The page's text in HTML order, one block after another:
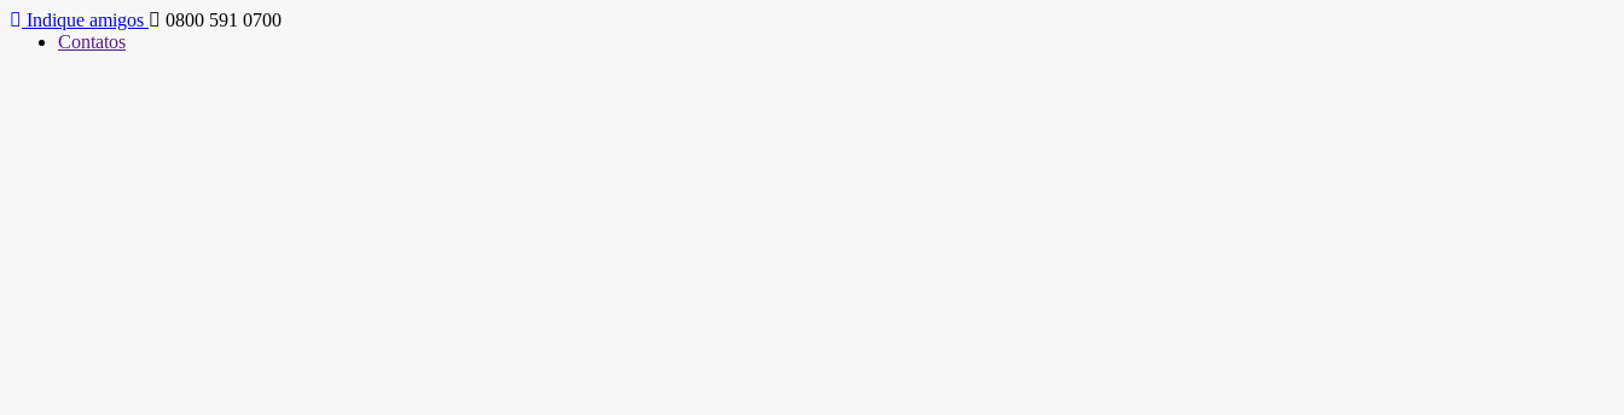
Indique amigos
0800 591 0700
Contatos